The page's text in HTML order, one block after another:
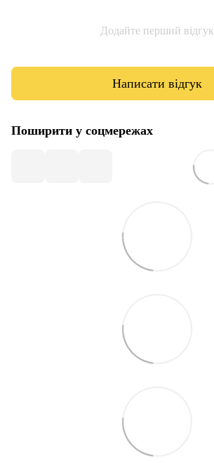
Додайте перший відгук
Написати відгук
Поширити у соцмережах